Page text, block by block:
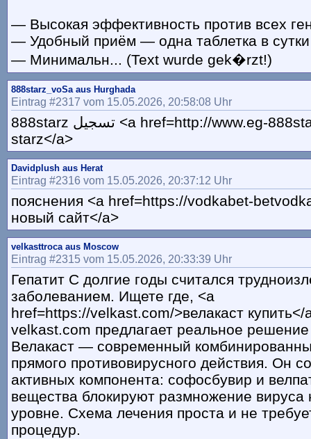
— Высокая эффективность против всех
— Удобный приём — одна таблетка в сутки
— Минимальн... (Text wurde gek�rzt!)
888starz_voSa aus Hurghada
Eintrag #2317 vom 15.05.2026, 20:58:08 Uhr
888starz تسجيل <a href=http://www.eg-888starz.com>888
starz</a>
Davidplush aus Herat
Eintrag #2316 vom 15.05.2026, 20:37:12 Uhr
пояснения <a href=https://vodkabet-
новый сайт</a>
velkasttroca aus Moscow
Eintrag #2315 vom 15.05.2026, 20:33:39 Uhr
Гепатит С долгие годы считался
заболеванием. Ищете где, <a
href=https://velkast.com/>велакаст
velkast.com предлагает реальное
Велакаст — современный
прямого противовирусного действия. Он
активных компонента: софосбувир и
вещества блокируют размножение вируса
уровне. Схема лечения проста и не
процедур.